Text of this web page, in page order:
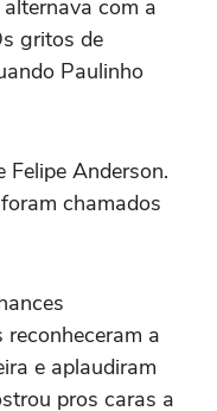
com a
gritos de
Paulinho
Anderson.
chamados
reconheceram a
e aplaudiram
pros caras a